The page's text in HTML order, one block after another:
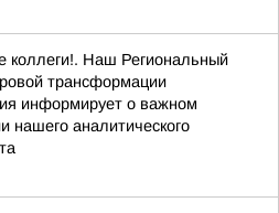
коллеги!. Наш Региональный
трансформации
информирует о важном
нашего аналитического